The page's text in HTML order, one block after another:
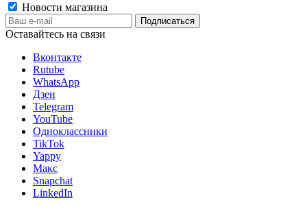
Новости магазина
Оставайтесь на связи
Вконтакте
Rutube
WhatsApp
Дзен
Telegram
YouTube
Одноклассники
TikTok
Yappy
Макс
Snapchat
LinkedIn